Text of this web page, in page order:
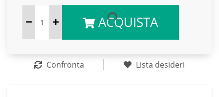
ACQUISTA
Confronta Lista desideri